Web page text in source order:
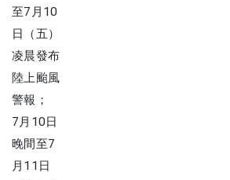
至7月10
日（五）
凌晨發布
陸上颱風
警報；
7月10日
晚間至7
月11日